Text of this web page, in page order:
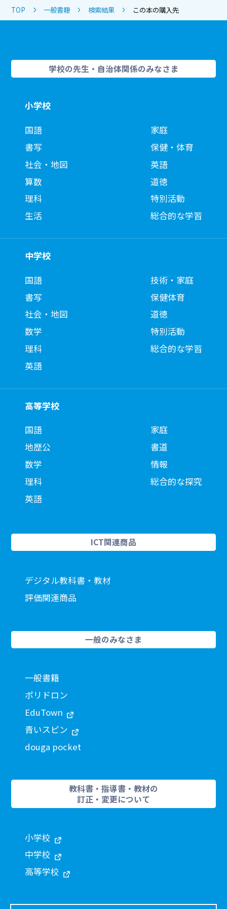
TOP 一般書籍 検索結果 この本の購入先
学校の先生・自治体関係のみなさま
小学校
国語
書写
社会・地図
算数
理科
生活
家庭
保健・体育
英語
道徳
特別活動
総合的な学習
中学校
国語
書写
社会・地図
数学
理科
英語
技術・家庭
保健体育
道徳
特別活動
総合的な学習
高等学校
国語
地歴公
数学
理科
英語
家庭
書道
情報
総合的な探究
ICT関連商品
デジタル教科書・教材
評価関連商品
一般のみなさま
一般書籍
ポリドロン
EduTown
青いスピン
douga pocket
教科書・指導書・教材の
訂正・変更について
小学校
中学校
高等学校